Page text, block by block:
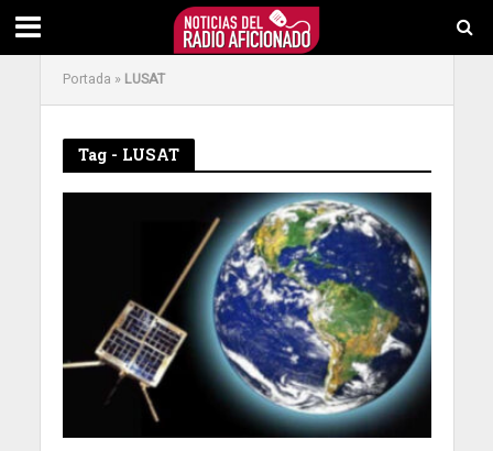
Portada » LUSAT
Tag - LUSAT